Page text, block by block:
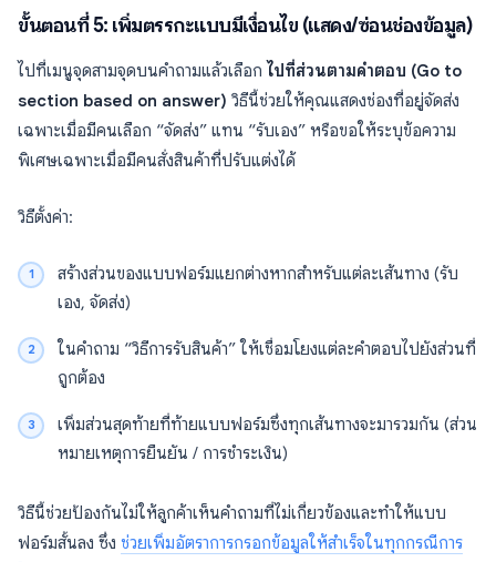
ขั้นตอนที่ 5: เพิ่มตรรกะแบบมีเงื่อนไข (แสดง/ซ่อนช่องข้อมูล)
ไปที่เมนูจุดสามจุดบนคำถามแล้วเลือก ไปที่ส่วนตามคำตอบ (Go to
section based on answer) วิธีนี้ช่วยให้คุณแสดงช่องที่อยู่จัดส่ง
เฉพาะเมื่อมีคนเลือก “จัดส่ง” แทน “รับเอง” หรือขอให้ระบุข้อความ
พิเศษเฉพาะเมื่อมีคนสั่งสินค้าที่ปรับแต่งได้
วิธีตั้งค่า:
สร้างส่วนของแบบฟอร์มแยกต่างหากสำหรับแต่ละเส้นทาง (รับ
เอง, จัดส่ง)
ในคำถาม “วิธีการรับสินค้า” ให้เชื่อมโยงแต่ละคำตอบไปยังส่วนที่
ถูกต้อง
เพิ่มส่วนสุดท้ายที่ท้ายแบบฟอร์มซึ่งทุกเส้นทางจะมารวมกัน (ส่วน
หมายเหตุการยืนยัน / การชำระเงิน)
วิธีนี้ช่วยป้องกันไม่ให้ลูกค้าเห็นคำถามที่ไม่เกี่ยวข้องและทำให้แบบ
ฟอร์มสั้นลง ซึ่ง ช่วยเพิ่มอัตราการกรอกข้อมูลให้สำเร็จในทุกกรณีการ